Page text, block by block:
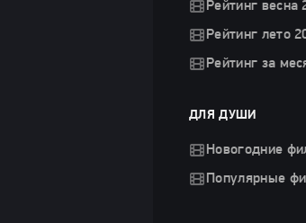
Рейтинг весна
Рейтинг лето
Рейтинг за
ДЛЯ ДУШИ
Новогодние
Популярные